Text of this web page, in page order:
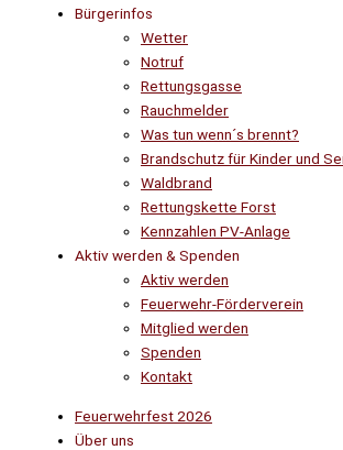
Bürgerinfos
Wetter
Notruf
Rettungsgasse
Rauchmelder
Was tun wenn´s brennt?
Brandschutz für Kinder und
Waldbrand
Rettungskette Forst
Kennzahlen PV-Anlage
Aktiv werden & Spenden
Aktiv werden
Feuerwehr-Förderverein
Mitglied werden
Spenden
Kontakt
Feuerwehrfest 2026
Über uns